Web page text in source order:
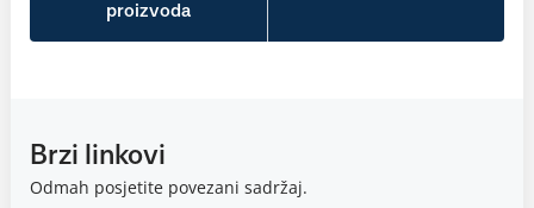
proizvoda
Brzi linkovi
Odmah posjetite povezani sadržaj.